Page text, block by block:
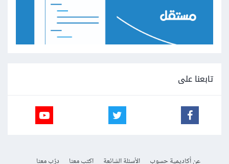
تابعنا على
عن أكاديمية حسوب الأسئلة الشائعة اكتب معنا
درّب معنا